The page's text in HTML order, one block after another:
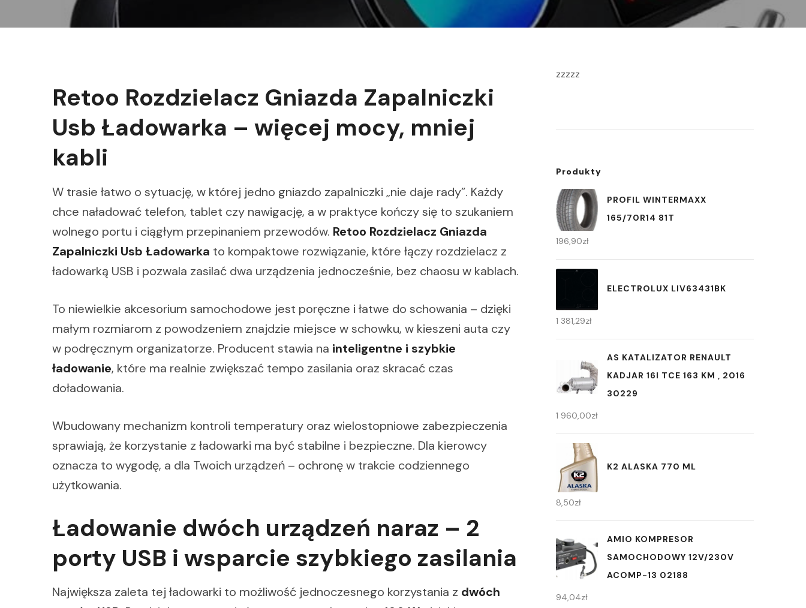
Retoo Rozdzielacz Gniazda Zapalniczki
Usb Ładowarka – więcej mocy, mniej
kabli
W trasie łatwo o sytuację, w której jedno gniazdo zapalniczki „nie daje rady”. Każdy
chce naładować telefon, tablet czy nawigację, a w praktyce kończy się to szukaniem
wolnego portu i ciągłym przepinaniem przewodów. Retoo Rozdzielacz Gniazda
Zapalniczki Usb Ładowarka to kompaktowe rozwiązanie, które łączy rozdzielacz z
ładowarką USB i pozwala zasilać dwa urządzenia jednocześnie, bez chaosu w kablach.
To niewielkie akcesorium samochodowe jest poręczne i łatwe do schowania – dzięki
małym rozmiarom z powodzeniem znajdzie miejsce w schowku, w kieszeni auta czy
w podręcznym organizatorze. Producent stawia na inteligentne i szybkie
ładowanie, które ma realnie zwiększać tempo zasilania oraz skracać czas
doładowania.
Wbudowany mechanizm kontroli temperatury oraz wielostopniowe zabezpieczenia
sprawiają, że korzystanie z ładowarki ma być stabilne i bezpieczne. Dla kierowcy
oznacza to wygodę, a dla Twoich urządzeń – ochronę w trakcie codziennego
użytkowania.
Ładowanie dwóch urządzeń naraz – 2
porty USB i wsparcie szybkiego zasilania
Największa zaleta tej ładowarki to możliwość jednoczesnego korzystania z dwóch
zzzzz
Produkty
PROFIL WINTERMAXX
165/70R14 81T
196,90zł
ELECTROLUX LIV63431BK
1 381,29zł
AS KATALIZATOR RENAULT
KADJAR 16I TCE 163 KM , 2016
30229
1 960,00zł
K2 ALASKA 770 ML
8,50zł
AMIO KOMPRESOR
SAMOCHODOWY 12V/230V
ACOMP-13 02188
94,04zł